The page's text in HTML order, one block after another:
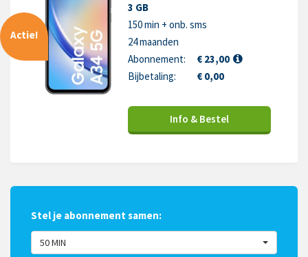
Actie!
3 GB
150 min + onb. sms
24 maanden
Abonnement:
€ 23,00
Bijbetaling:
€ 0,00
Info & Bestel
Stel je abonnement samen:
50 MIN